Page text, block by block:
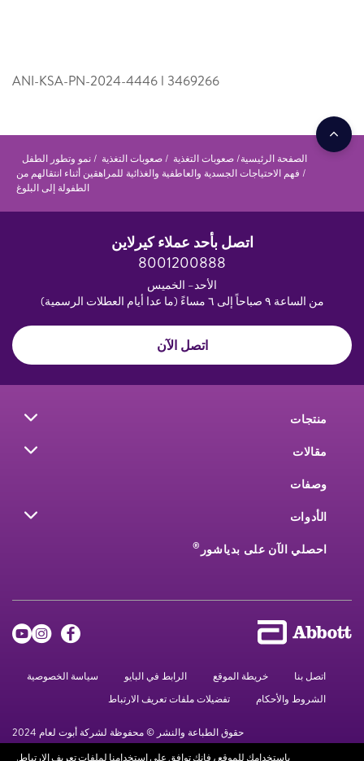
ANI-KSA-PN-2024-4446 l 346­9266
الصفحة الرئيسية صعوبات التغذية صعوبات التغذية
نمو وتطور الطفل
فهم الاحتياجات الجسدية والعاطفية والغذائية للمراهقين أثناء انتقالهم من
الطفولة إلى البلوغ
اتصل بأحد عملاء كيرلاين
8001200888
الأحد– الخميس
من الساعة ٩ صباحاً إلى ٦ مساءً (ما عدا أيام العطلات الرسمية)
اتصل الآن
منتجات
مقالات
وصفات
الأدوات
احصلي الآن على بدياشور ®
اتصل بنا خريطة الموقع الرابط في البايو
سياسة الخصوصية
الشروط والأحكام
تفضيلات ملفات تعريف الارتباط
حقوق الطباعة والنشر © محفوظة لشركة أبوت لعام 2024
باستخدامك للموقع ، فإنك توافق على استخدامنا لملفات تعريف الارتباط.